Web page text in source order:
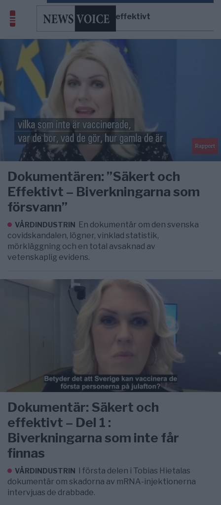
Säkert och effektivt
Dokumentären: ”Säkert och
Effektivt – Biverkningarna som
försvann”
VÅRDINDUSTRIN En dokumentär om den svenska
covidskandalen, lögner, vinklad statistik,
mörkläggning och en total avsaknad av
vetenskaplig evidens.
Dokumentär: Säkert och
effektivt – Del 1 :
Biverkningarna som inte får
finnas
VÅRDINDUSTRIN
I första delen i Tobias Hietalas
dokumentär om skadorna av mRNA-injektionerna
intervjuas de drabbade.